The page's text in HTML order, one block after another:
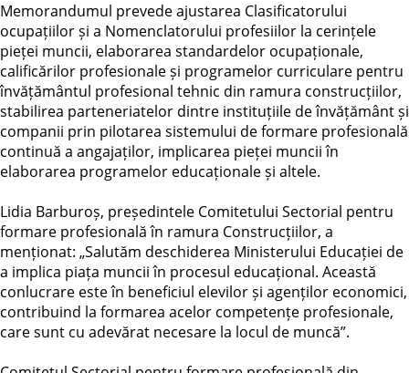
Memorandumul prevede ajustarea Clasificatorului
ocupațiilor și a Nomenclatorului profesiilor la cerințele
pieței muncii, elaborarea standardelor ocupaționale,
calificărilor profesionale și programelor curriculare pentru
învățământul profesional tehnic din ramura construcțiilor,
stabilirea parteneriatelor dintre instituțiile de învățământ și
companii prin pilotarea sistemului de formare profesională
continuă a angajaților, implicarea pieței muncii în
elaborarea programelor educaționale și altele.
Lidia Barburoș, președintele Comitetului Sectorial pentru
formare profesională în ramura Construcțiilor, a
menționat: „Salutăm deschiderea Ministerului Educației de
a implica piața muncii în procesul educațional. Această
conlucrare este în beneficiul elevilor și agenților economici,
contribuind la formarea acelor competențe profesionale,
care sunt cu adevărat necesare la locul de muncă”.